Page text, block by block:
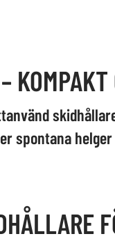
spontana